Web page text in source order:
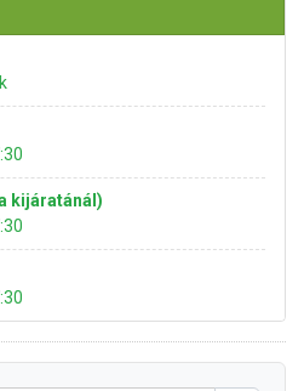
kijáratánál)